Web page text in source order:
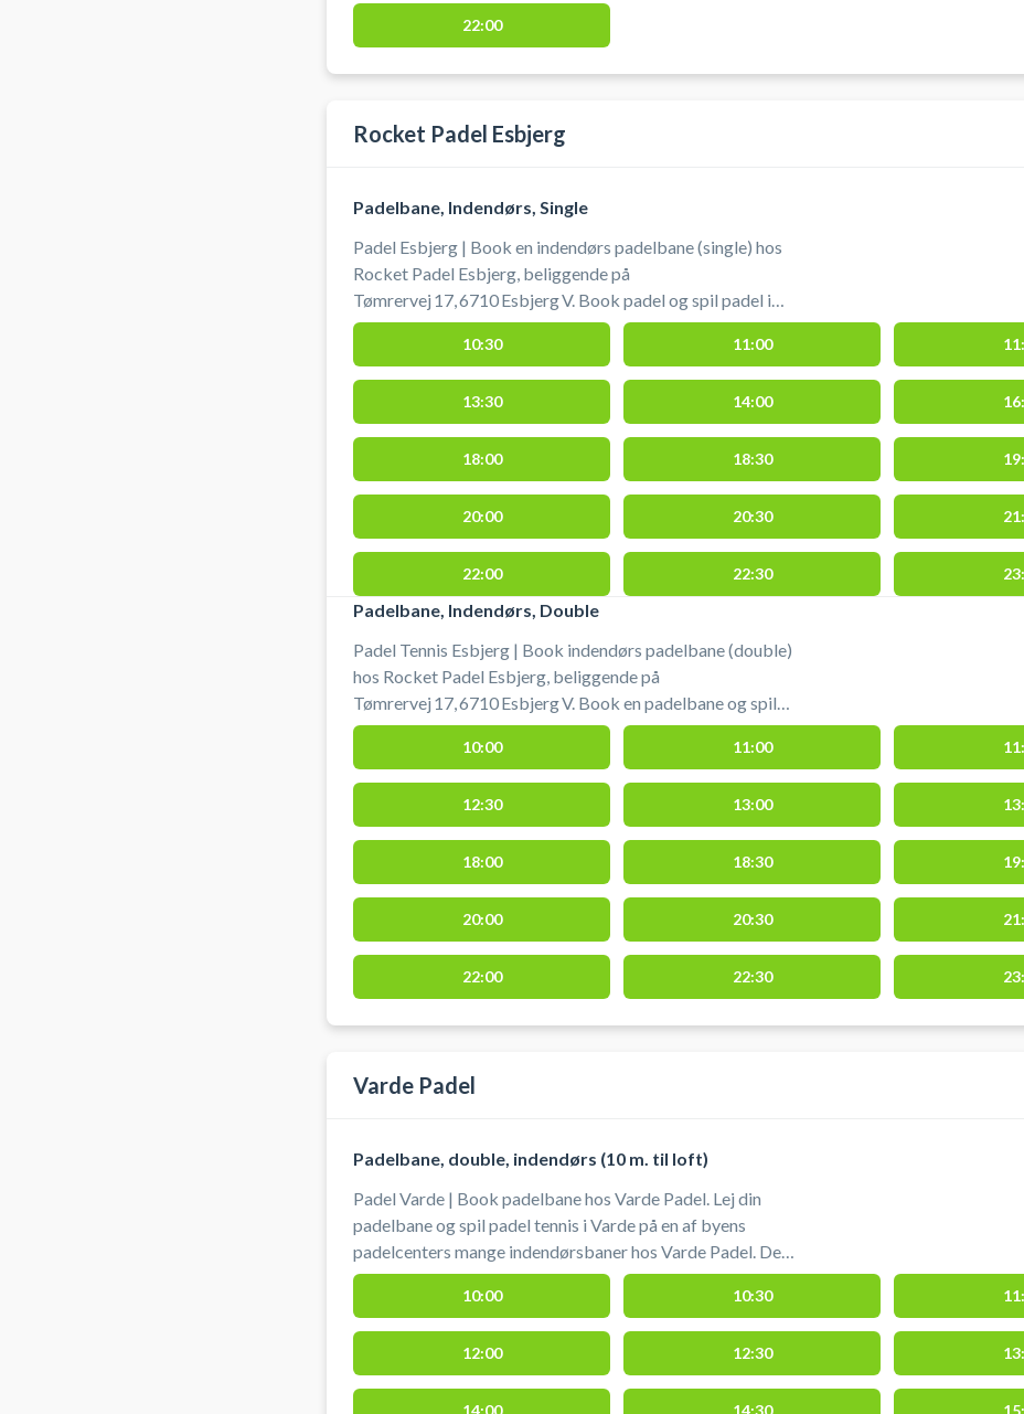
22:00
Rocket Padel Esbjerg
Padelbane, Indendørs, Single
Padel Esbjerg | Book en indendørs padelbane (single) hos
Rocket Padel Esbjerg, beliggende på
Tømrervej 17, 6710 Esbjerg V. Book padel og spil padel i
Esbjerg på indendørs padelbaner centralt i byen i Rocket
Padel Padelcenter tæt ved Esbjerg.
10:30 11:00
13:30 14:00
18:00 18:30
20:00 20:30
22:00 22:30
Padelbane, Indendørs, Double
Padel Tennis Esbjerg | Book indendørs padelbane (double)
hos Rocket Padel Esbjerg, beliggende på
Tømrervej 17, 6710 Esbjerg V. Book en padelbane og spil
padel tennis i Esbjerg på double padelbaner i Rocket
Padels padelcenter i Esbjerg. Booking af padelbaner hos
Rocket Padel Esbjerg er nemt på WannaSport.com, hvor
du også kan booke padel baner til alle de øvrige Rocket
Padel afdelinger i landet samt mange andre padel tennis
udbydere i og omkring Esbjerg.
10:00 11:00
12:30 13:00
18:00 18:30
20:00 20:30
22:00 22:30
Varde Padel
Padelbane, double, indendørs (10 m. til loft)
Padel Varde | Book padelbane hos Varde Padel. Lej din
padelbane og spil padel tennis i Varde på en af byens
padelcenters mange indendørsbaner hos Varde Padel. Der
findes gratis parkering og udstyr ved booking af
padelbanerne hos Varde Padel padelcenter.
10:00 10:30
12:00 12:30
14:00 14:30